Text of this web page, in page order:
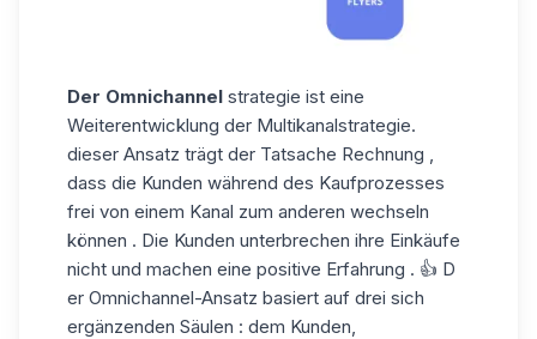
Der Omnichannel strategie ist eine
Weiterentwicklung der Multikanalstrategie.
dieser Ansatz trägt der Tatsache Rechnung ,
dass die Kunden während des Kaufprozesses
frei von einem Kanal zum anderen wechseln
können . Die Kunden unterbrechen ihre Einkäufe
nicht und machen eine positive Erfahrung . 👍 D
er Omnichannel-Ansatz basiert auf drei sich
ergänzenden Säulen : dem Kunden,